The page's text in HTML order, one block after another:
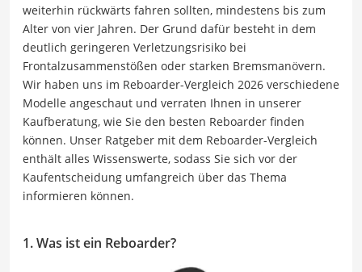
weiterhin rückwärts fahren sollten, mindestens bis zum
Alter von vier Jahren. Der Grund dafür besteht in dem
deutlich geringeren Verletzungsrisiko bei
Frontalzusammenstößen oder starken Bremsmanövern.
Wir haben uns im Reboarder-Vergleich 2026 verschiedene
Modelle angeschaut und verraten Ihnen in unserer
Kaufberatung, wie Sie den besten Reboarder finden
können. Unser Ratgeber mit dem Reboarder-Vergleich
enthält alles Wissenswerte, sodass Sie sich vor der
Kaufentscheidung umfangreich über das Thema
informieren können.
1. Was ist ein Reboarder?